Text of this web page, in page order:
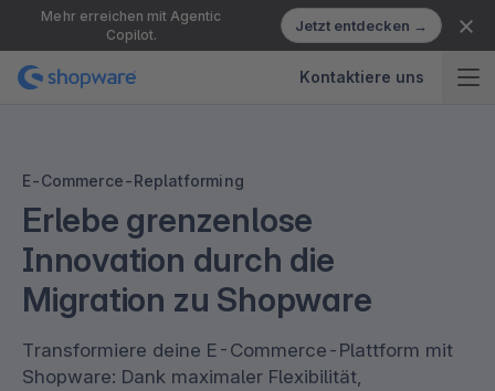
Mehr erreichen mit Agentic
Copilot.
Jetzt entdecken →
Kontaktiere uns
E-Commerce-Replatforming
Erlebe grenzenlose
Innovation durch die
Migration zu Shopware
Transformiere deine E-Commerce-Plattform mit
Shopware: Dank maximaler Flexibilität,